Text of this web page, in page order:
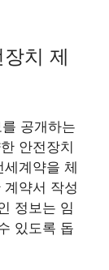
치 제
공개하는
안전장치
계약을 체
약서 작성
정보는 임
있도록 돕